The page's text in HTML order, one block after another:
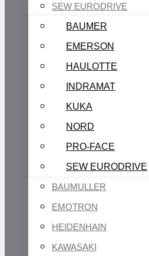
SEW EURODRIVE
BAUMER
EMERSON
HAULOTTE
INDRAMAT
KUKA
NORD
PRO-FACE
SEW EURODRIVE
BAUMULLER
EMOTRON
HEIDENHAIN
KAWASAKI